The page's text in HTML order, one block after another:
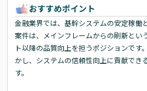
おすすめポイント
金融業界では、基幹システムの安定稼働
案件は、メインフレームからの刷新とい
ト以降の品質向上を担うポジションです
かし、システムの信頼性向上に貢献でき
す。